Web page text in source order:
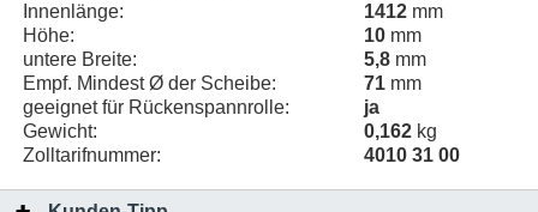
Innenlänge:
1412 mm
Höhe:
10 mm
untere Breite:
5,8 mm
Empf. Mindest Ø der Scheibe:
71 mm
geeignet für Rückenspannrolle:
ja
Gewicht:
0,162 kg
Zolltarifnummer:
4010 31 00